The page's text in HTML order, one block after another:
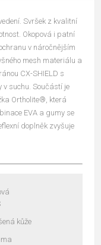
Svršek z kvalitní
Okopová i patní
v náročnějším
mesh materiálu a
CX-SHIELD s
v suchu. Součástí je
Ortholite®, která
EVA a gumy se
doplněk zvyšuje
kůže